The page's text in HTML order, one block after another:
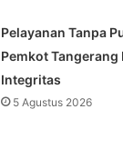
Pelayanan Tanpa
Pemkot Tangerang
Integritas
5 Agustus 2026